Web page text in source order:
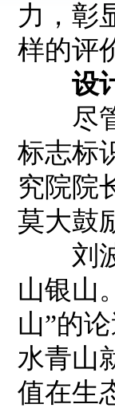
力，彰
样的评
设
尽管
标志标
究院院
莫大鼓
刘波
山银山
山”的
水青山
值在生